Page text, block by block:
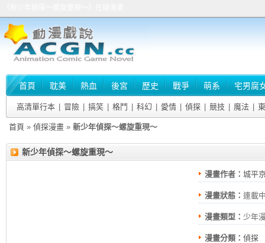
首頁 耽美 熱血 後宮 歷史 戰爭 萌系 宅男腐
高清單行本 冒險 搞笑 格鬥 科幻 愛情 偵探 競技 魔法
首頁 » 偵探漫畫 » 新少年偵探～螺旋重現～
新少年偵探～螺旋重現～
漫畫作者： 城平
漫畫狀態： 連載
漫畫類型： 少年
漫畫分類： 偵探